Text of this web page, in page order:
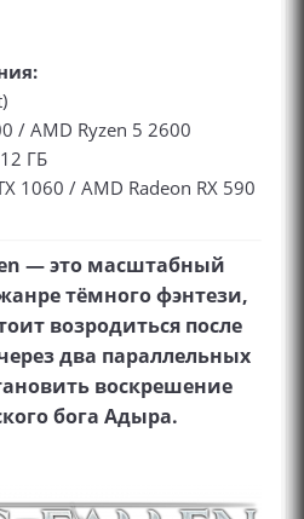
/ AMD Ryzen 5 2600
ГБ
1060 / AMD Radeon RX 590
— это масштабный
тёмного фэнтези,
возродиться после
два параллельных
воскрешение
бога Адыра.